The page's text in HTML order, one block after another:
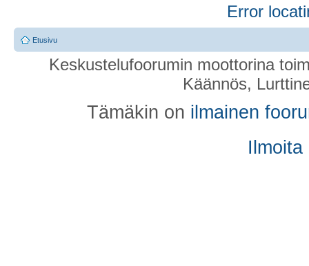
Error
Etusivu
Keskustelufoorumin moottorina
Käännös,
Tämäkin on ilmainen